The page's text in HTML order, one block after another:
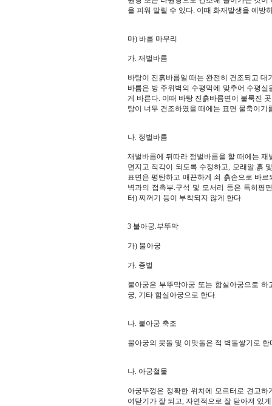
을 피워 말릴 수 있다. 이때 화재발생을 예방
마) 바름 마무리
가. 재벌바름
바탕이 진흙바름일 때는 완전히 건조되고
바름은 방 주위벽의 수평먹에 맞추어 수평
게 바른다. 이때 바탕 진흙바름면이 불룩진
탕이 너무 건조하였을 때에는 표면 물축이
나. 정벌바름
재벌바름에 뒤따라 정벌바름을 할 때에는
면지고 직각이 되도록 수정하고, 모래알.흙
표면은 평탄하고 매끈하게 쇠 흙손으로 바
벽과의 접촉부.구석 및 모서리 등은 특히평
터) 찌꺼기 등이 부착되지 않게 한다.
3 불아궁.부뚜막
가) 불아궁
가. 종별
불아궁은 부뚜막아궁 또는 함실아궁으로
궁, 기타 함실아궁으로 한다.
나. 불아궁 축조
불아궁의 붓돌 및 이맛돌은 적 벽돌쌓기로 한
나. 아궁철물
아궁뚜껑은 정확한 위치에 모르터로 견고
여닫기가 잘 되고, 자연적으로 잘 닫아져 있